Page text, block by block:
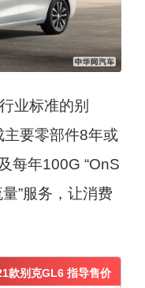
业标准的别
主要零部件8年或
每年100G “OnS
”服务，让消费
款别克GL6 指导售价